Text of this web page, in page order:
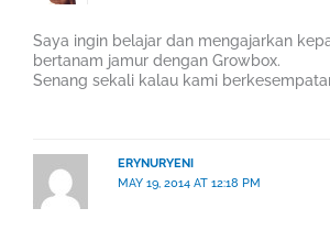
Saya ingin belajar dan mengajarkan
bertanam jamur dengan Growbox.
Senang sekali kalau kami
ERYNURYENI
MAY 19, 2014 AT 12:18 PM